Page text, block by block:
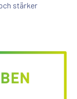
stärker